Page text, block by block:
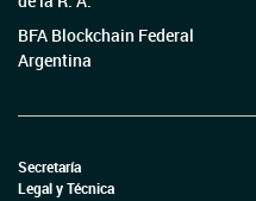
BFA Blockchain Federal
Argentina
Secretaría
Legal y Técnica